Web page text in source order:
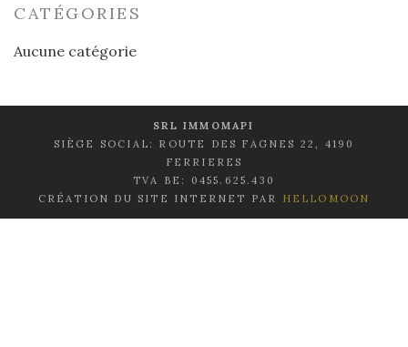
CATÉGORIES
Aucune catégorie
SRL IMMOMAPI
SIÈGE SOCIAL: ROUTE DES FAGNES 22, 4190
FERRIERES
TVA BE: 0455.625.430
CRÉATION DU SITE INTERNET PAR
HELLOMOON